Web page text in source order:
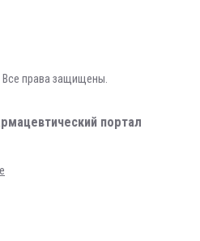
Все права защищены.
портал